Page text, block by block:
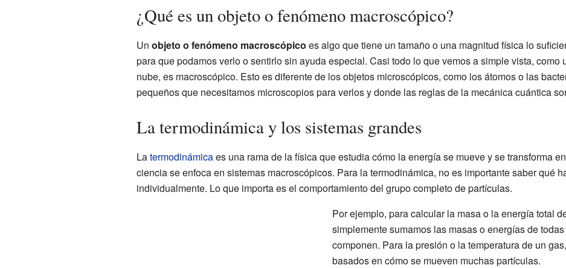
¿Qué es un objeto o fenómeno macroscópico?
Un objeto o fenómeno macroscópico es algo que tiene un tamaño o una magnitud física lo
para que podamos verlo o sentirlo sin ayuda especial. Casi todo lo que vemos a simple vista, como
nube, es macroscópico. Esto es diferente de los objetos microscópicos, como los átomos o las
pequeños que necesitamos microscopios para verlos y donde las reglas de la mecánica cuántica
La termodinámica y los sistemas grandes
Latermodinámicaes una rama de la física que estudia cómo la energía se mueve y se transforma
ciencia se enfoca en sistemas macroscópicos. Para la termodinámica, no es importante saber qué
individualmente. Lo que importa es el comportamiento del grupo completo de partículas.
Por ejemplo, para calcular la masa o la energía total
simplemente sumamos las masas o energías de
componen. Para la presión o la temperatura de un
basados en cómo se mueven muchas partículas.